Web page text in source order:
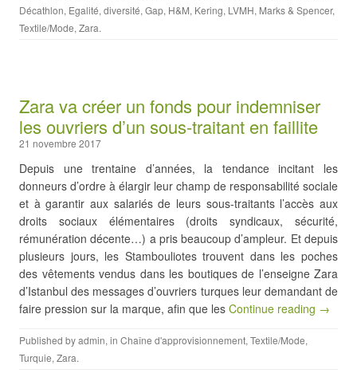
Décathlon, Egalité, diversité, Gap, H&M, Kering, LVMH, Marks & Spencer,
Textile/Mode, Zara.
Zara va créer un fonds pour indemniser
les ouvriers d’un sous-traitant en faillite
21 novembre 2017
Depuis une trentaine d’années, la tendance incitant les
donneurs d’ordre à élargir leur champ de responsabilité sociale
et à garantir aux salariés de leurs sous-traitants l’accès aux
droits sociaux élémentaires (droits syndicaux, sécurité,
rémunération décente…) a pris beaucoup d’ampleur. Et depuis
plusieurs jours, les Stambouliotes trouvent dans les poches
des vêtements vendus dans les boutiques de l’enseigne Zara
d’Istanbul des messages d’ouvriers turques leur demandant de
faire pression sur la marque, afin que les Continue reading →
Published byadmin, in Chaîne d'approvisionnement, Textile/Mode,
Turquie, Zara.